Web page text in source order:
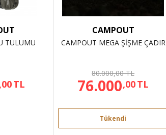
TULUMU
,00TL
CAMPOUT
CAMPOUT MEGA ŞİŞME ÇADIR
80.000,00 TL
76.000,00TL
Tükendi